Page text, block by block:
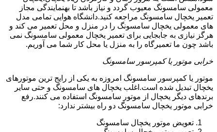
معمولی سامسونگ معیوب گردد و نیاز باشد تا بهنمایندگی مجاز
تعمیر یخچال سامسونگ مراجعه کنید.دانشگاه هوایی تمامی مدل
های معمولی یخچال سامسونگ را در منزل و محل تعمیر می کند و
هرگز نیازی به جابجایی برای تعمیر یخچال معمولی سامسونگ نمی
باشد چون ما تعمیرگاه را به منزل یا محل کار شما می آوریم.
خرابی موتور یا کمپرسور سامسونگ
موتور یا کمپرسور سامسونگ امروزه به یکی از رایج ترین موتورهای
یخچال تبدیل شده است.اغلب یخچال های سامسونگ و حتی سایر
برندهای دیگر یخچال از موتور سامسونگ استفاده می کنند.رفع
خرابی موتور یخچال سامسونگ دو راه بیشتر ندارد:
تعویض موتور یخچال سامسونگ